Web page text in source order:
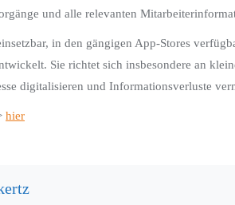
und alle relevanten
in den gängigen App-Stores
Sie richtet sich insbesondere an
digitalisieren und Informationsverluste
hier